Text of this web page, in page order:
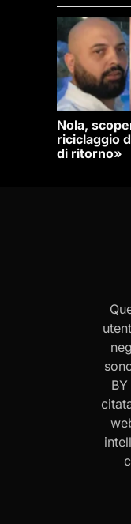
Nola,
riciclaggio
di ritorno»